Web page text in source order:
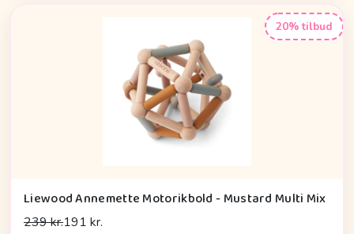
20% tilbud
Liewood Annemette Motorikbold - Mustard Multi Mix
239 kr.191 kr.